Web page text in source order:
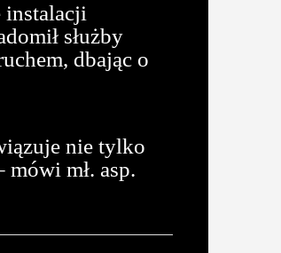
instalacji
służby
dbając o
nie tylko
mł. asp.